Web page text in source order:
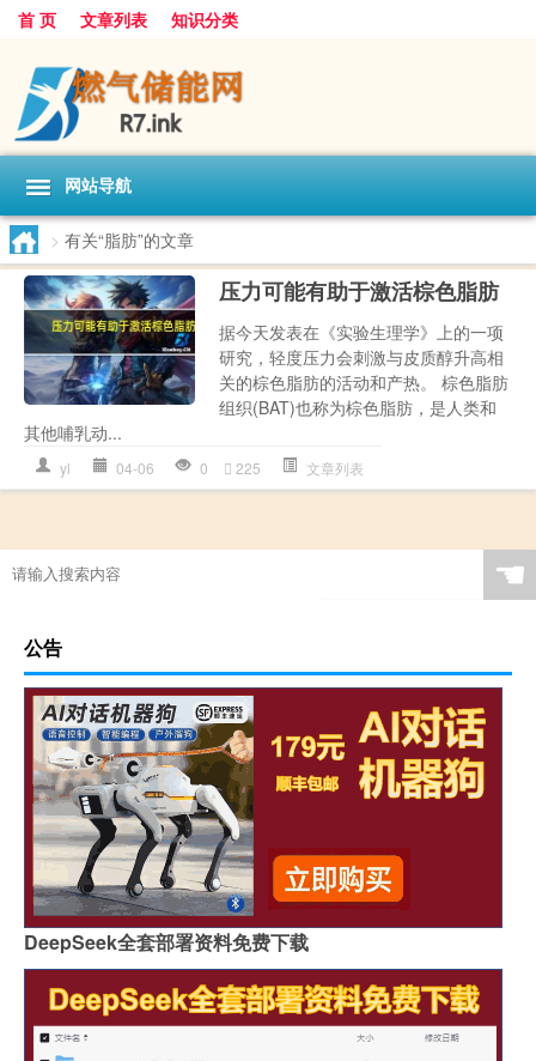
首 页 文章列表 知识分类
网站导航
> 有关“脂肪”的文章
压力可能有助于激活棕色脂肪
据今天发表在《实验生理学》上的一项
研究，轻度压力会刺激与皮质醇升高相
关的棕色脂肪的活动和产热。 棕色脂肪
组织(BAT)也称为棕色脂肪，是人类和
其他哺乳动...
yl 04-06 0 225 文章列表
☚
公告
DeepSeek全套部署资料免费下载